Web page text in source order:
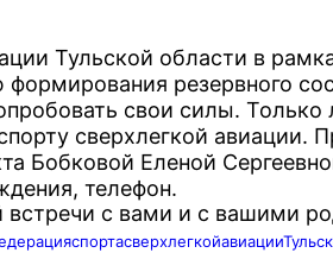
Тульской области в
формирования резервного
свои силы.
сверхлегкой авиации.
Бобковой Еленой
телефон.
встречи с вами и с вашими